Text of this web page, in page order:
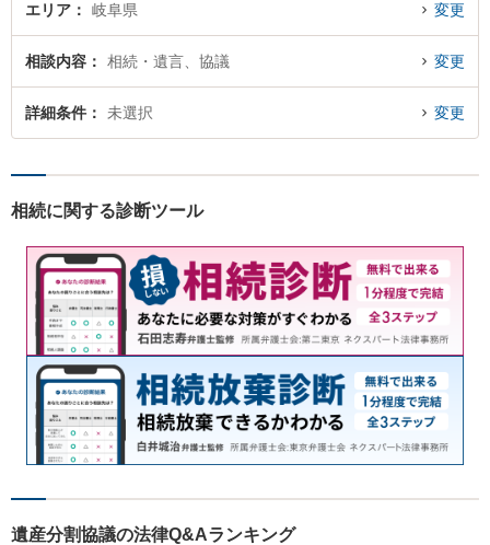
エリア 岐阜県 変更
相談内容 相続・遺言、協議 変更
詳細条件 未選択 変更
相続に関する診断ツール
遺産分割協議の法律Q&Aランキング